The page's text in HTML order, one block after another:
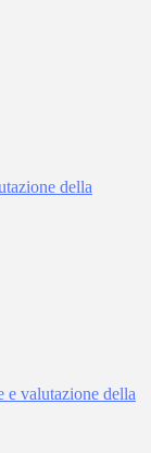
della
e valutazione della